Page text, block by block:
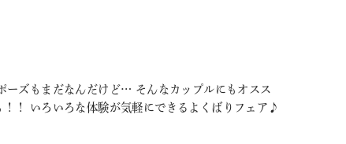
ズもまだなんだけど… そんなカップルにもオスス
！ いろいろな体験が気軽にできるよくばりフェア♪